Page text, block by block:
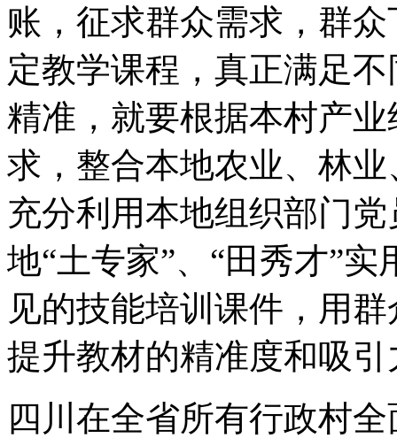
账，征求群众需求，群
定教学课程，真正满足
精准，就要根据本村产
求，整合本地农业、林
充分利用本地组织部门
地“土专家”、“田秀才”
见的技能培训课件，用
提升教材的精准度和吸引
四川在全省所有行政村